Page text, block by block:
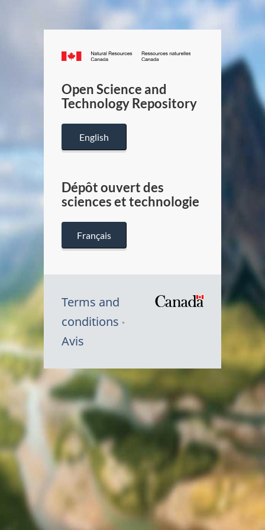
Canada.ca
/
Canada
Open Science and
Technology Repository
English
Dépôt ouvert des
sciences et technologie
Français
Terms and
conditions
Avis
Canada